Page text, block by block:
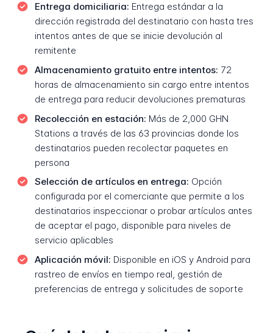
Entrega domiciliaria: Entrega estándar a la
dirección registrada del destinatario con hasta tres
intentos antes de que se inicie devolución al
remitente
Almacenamiento gratuito entre intentos: 72
horas de almacenamiento sin cargo entre intentos
de entrega para reducir devoluciones prematuras
Recolección en estación: Más de 2,000 GHN
Stations a través de las 63 provincias donde los
destinatarios pueden recolectar paquetes en
persona
Selección de artículos en entrega: Opción
configurada por el comerciante que permite a los
destinatarios inspeccionar o probar artículos antes
de aceptar el pago, disponible para niveles de
servicio aplicables
Aplicación móvil: Disponible en iOS y Android para
rastreo de envíos en tiempo real, gestión de
preferencias de entrega y solicitudes de soporte